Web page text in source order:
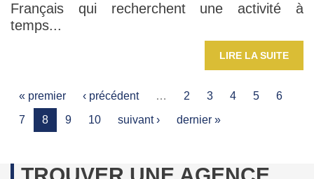
Français qui recherchent une activité à
temps...
LIRE LA SUITE
« premier ‹ précédent … 2 3 4 5
6
7
8 9 10 suivant › dernier »